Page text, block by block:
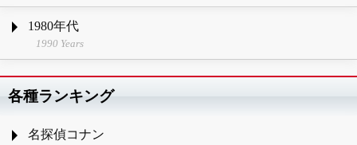
1980年代
1990 Years
各種ランキング
名探偵コナン